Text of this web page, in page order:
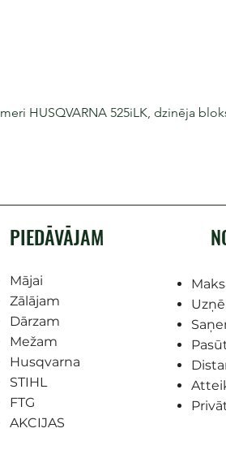
HUSQVARNA 525iLK, dzinēja
PIEDĀVĀJAM
Mājai
Zālājam
Dārzam
Mežam
Husqvarna
STIHL
FTG
AKCIJAS